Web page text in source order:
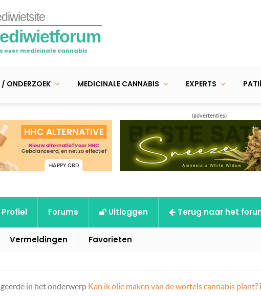
over medicinale cannabis
/ ONDERZOEK MEDICINALE CANNABIS EXPERTS
(advertenties)
Profiel Forums Uitloggen Terug naar het
Vermeldingen Favorieten
in het onderwerp Kan ik olie maken van de wortels cannabis plant?